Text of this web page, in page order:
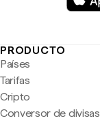
PRODUCTO
Países
Tarifas
Cripto
Conversor de divisas